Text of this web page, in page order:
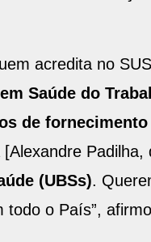
acredita no
Saúde do
de
(UBSs).
o País”,